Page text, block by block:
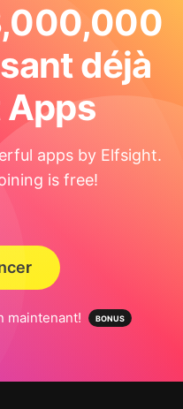
déjà
apps by Elfsight.
is free!
maintenant!